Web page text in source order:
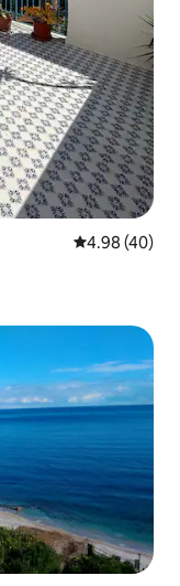
レビュー40
4.98 (40)